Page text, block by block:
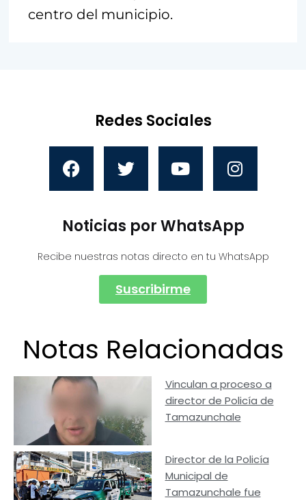
centro del municipio.
Redes Sociales
Noticias por WhatsApp
Recibe nuestras notas directo en tu WhatsApp
Suscribirme
Notas Relacionadas
Vinculan a proceso a
director de Policía de
Tamazunchale
Director de la Policía
Municipal de
Tamazunchale fue